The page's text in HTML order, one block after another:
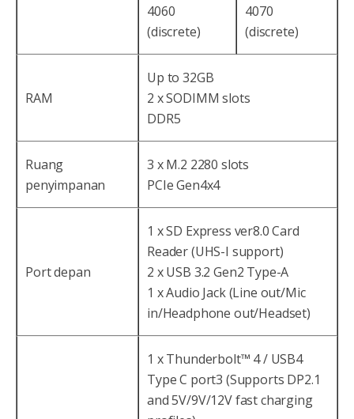
4060
(discrete)
4070
(discrete)
RAM
Up to 32GB
2 x SODIMM slots
DDR5
Ruang
penyimpanan
3 x M.2 2280 slots
PCIe Gen4x4
Port depan
1 x SD Express ver8.0 Card
Reader (UHS-I support)
2 x USB 3.2 Gen2 Type-A
1 x Audio Jack (Line out/Mic
in/Headphone out/Headset)
1 x Thunderbolt™ 4 / USB4
Type C port3 (Supports DP2.1
and 5V/9V/12V fast charging